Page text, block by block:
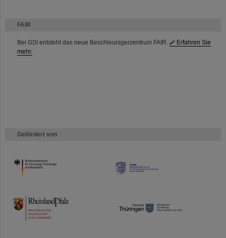
FAIR
Bei GSI entsteht das neue Beschleunigerzentrum FAIR.
Erfahren Sie
mehr.
Gefördert von
HMWK
TMWWDG